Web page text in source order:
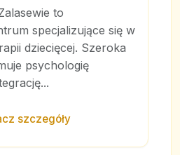
to
specjalizujące się w
dziecięcej. Szeroka
psychologię
szczegóły